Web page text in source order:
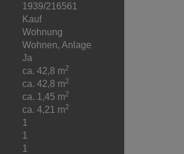
1939/216561
Kauf
Wohnung
Wohnen Anlage
Ja
ca. 42,8 m2
ca. 42,8 m2
ca. 1,45 m2
ca. 4,21 m2
1
1
1